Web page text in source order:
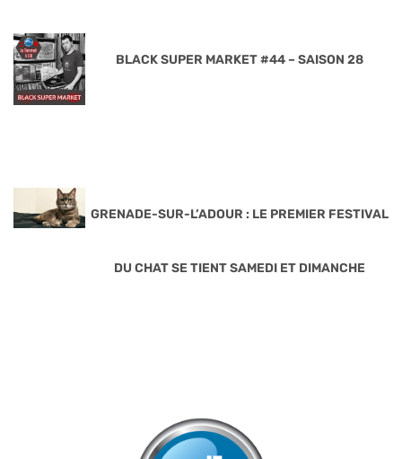
BLACK SUPER MARKET #44 – SAISON 28
GRENADE-SUR-L’ADOUR : LE PREMIER FESTIVAL
DU CHAT SE TIENT SAMEDI ET DIMANCHE